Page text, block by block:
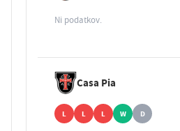
Ni podatkov.
Casa Pia
L L L W D